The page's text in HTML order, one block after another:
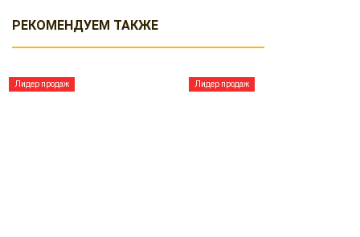
РЕКОМЕНДУЕМ ТАКЖЕ
Лидер продаж Лидер продаж